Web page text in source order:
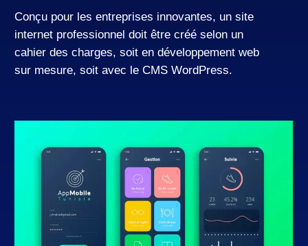
Conçu pour les entreprises innovantes, un site
internet professionnel doit être créé selon un
cahier des charges, soit en développement web
sur mesure, soit avec le CMS WordPress.